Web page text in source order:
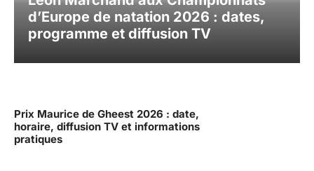
d’Europe de natation 2026 : dates,
programme et diffusion TV
Prix Maurice de Gheest 2026 : date,
horaire, diffusion TV et informations
pratiques